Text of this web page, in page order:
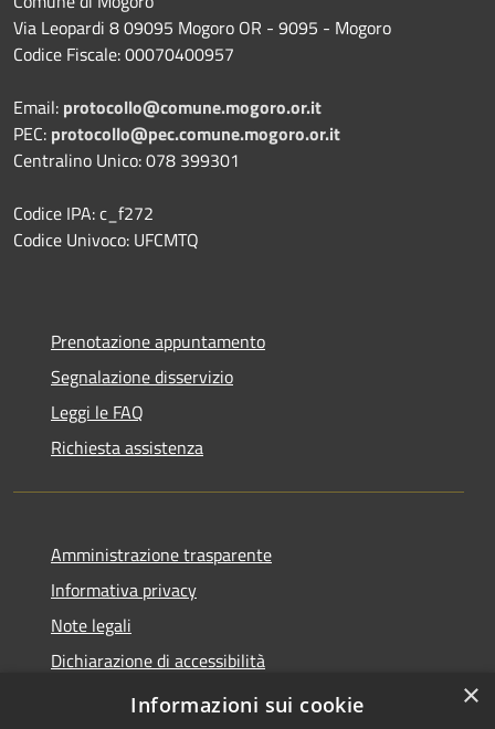
Via Leopardi 8 09095 Mogoro OR - 9095 - Mogoro
Codice Fiscale: 00070400957
Email: protocollo@comune.mogoro.or.it
PEC: protocollo@pec.comune.mogoro.or.it
Centralino Unico: 078 399301
Codice IPA: c_f272
Codice Univoco: UFCMTQ
Prenotazione appuntamento
Segnalazione disservizio
Leggi le FAQ
Richiesta assistenza
Amministrazione trasparente
Informativa privacy
Note legali
Dichiarazione di accessibilità
Obiettivi di accessibilità
×
Informazioni sui cookie